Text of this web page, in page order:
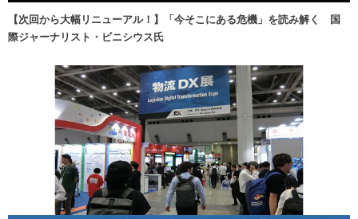
【次回から大幅リニューアル！】「今そこにある危機」を読み解く 国
際ジャーナリスト・ビニシウス氏